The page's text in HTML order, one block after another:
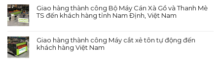
Giao hàng thành công Bộ Máy Cán Xà Gồ và Thanh Mè
TS đến khách hàng tỉnh Nam Định, Việt Nam
Giao hàng thành công Máy cắt xẻ tôn tự động đến
khách hàng Việt Nam